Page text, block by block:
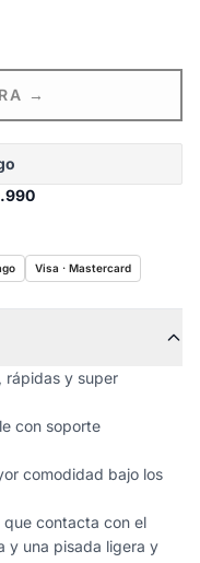
→
Visa · Mastercard
rápidas y super
con soporte
comodidad bajo los
que contacta con el
y una pisada ligera y